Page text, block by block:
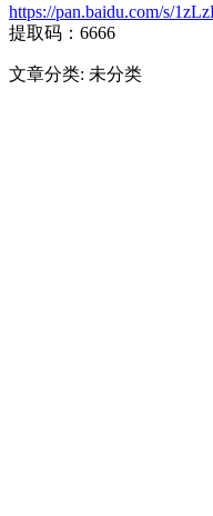
https://pan.baidu.com/s/
提取码：6666
文章分类: 未分类